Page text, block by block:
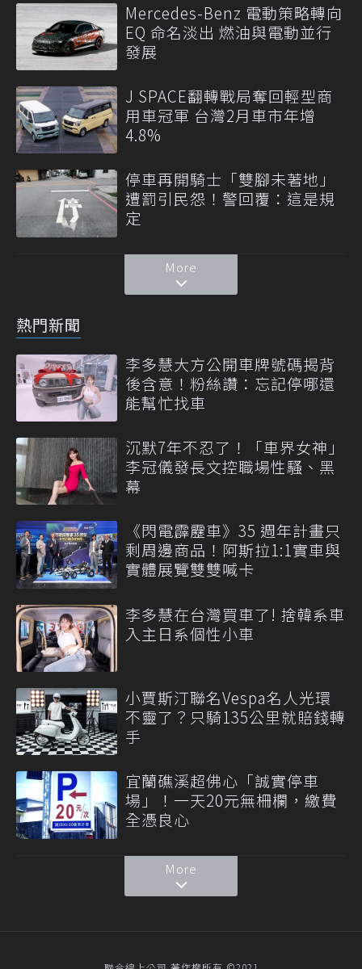
Mercedes-Benz 電動策略轉向
EQ 命名淡出 燃油與電動並行
發展
J SPACE翻轉戰局奪回輕型商
用車冠軍 台灣2月車市年增
4.8%
停車再開騎士「雙腳未著地」
遭罰引民怨！警回覆：這是規
定
More
熱門新聞
李多慧大方公開車牌號碼揭背
後含意！粉絲讚：忘記停哪還
能幫忙找車
沉默7年不忍了！「車界女神」
李冠儀發長文控職場性騷、黑
幕
《閃電霹靂車》35 週年計畫只
剩周邊商品！阿斯拉1:1實車與
實體展覽雙雙喊卡
李多慧在台灣買車了! 捨韓系車
入主日系個性小車
小賈斯汀聯名Vespa名人光環
不靈了？只騎135公里就賠錢轉
手
宜蘭礁溪超佛心「誠實停車
場」！一天20元無柵欄，繳費
全憑良心
More